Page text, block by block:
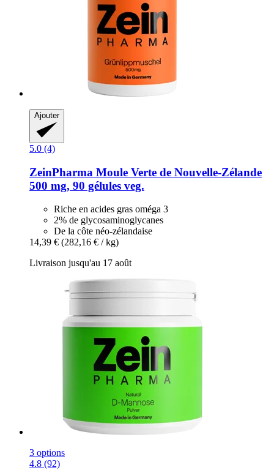
Ajouter
5.0 (4)
ZeinPharma Moule Verte de Nouvelle-​Zélande
500 mg, 90 gélules veg.
Riche en acides gras oméga 3
2% de glycosaminoglycanes
De la côte néo-zélandaise
14,39 € (282,16 € / kg)
Livraison jusqu'au 17 août
3 options
4.8 (92)